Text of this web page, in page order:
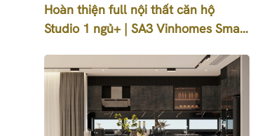
Hoàn thiện full nội thất căn hộ
Studio 1 ngủ+ | SA3 Vinhomes Smart